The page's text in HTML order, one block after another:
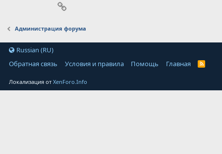
Администрация форума
Russian (RU)
Обратная связь
Условия и правила Помощь Главная
Локализация отXenForo.Info